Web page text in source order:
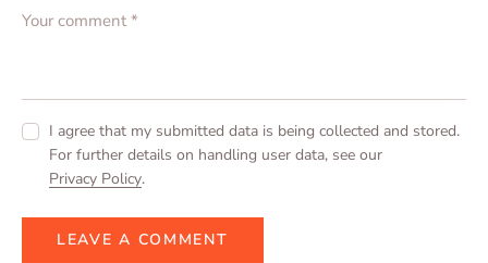
I agree that my submitted data is being collected and stored.
For further details on handling user data, see our
Privacy Policy.